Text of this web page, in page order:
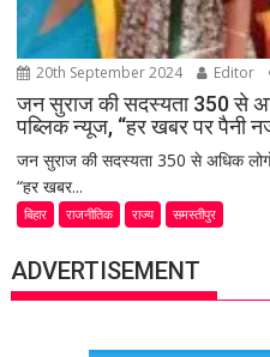
20th September 2024 Editor
जन सुराज की सदस्यता 350 से
पब्लिक न्यूज, “हर खबर पर पैनी
जन सुराज की सदस्यता 350 से अधिक
“हर खबर...
बिहार राजनीतिक राज्य समस्तीपुर
ADVERTISEMENT